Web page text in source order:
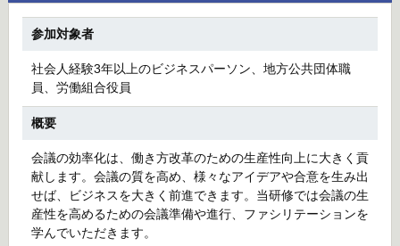
参加対象者
社会人経験3年以上のビジネスパーソン、地方公共団体職
員、労働組合役員
概要
会議の効率化は、働き方改革のための生産性向上に大きく貢
献します。会議の質を高め、様々なアイデアや合意を生み出
せば、ビジネスを大きく前進できます。当研修では会議の生
産性を高めるための会議準備や進行、ファシリテーションを
学んでいただきます。